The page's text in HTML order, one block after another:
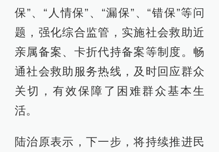
保”、“人情保”、“漏保”、“错保”等问
题，强化综合监管，实施社会救助近
亲属备案、卡折代持备案等制度。畅
通社会救助服务热线，及时回应群众
关切，有效保障了困难群众基本生
活。
陆治原表示，下一步，将持续推进民